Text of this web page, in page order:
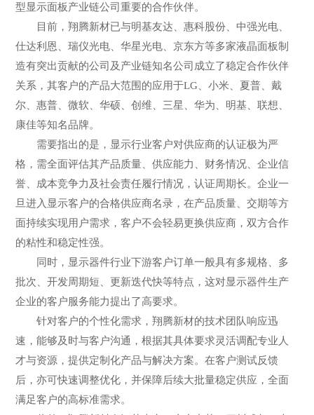
型显示面板产业链公司重要的合作伙伴。
目前，翔腾新材已与明基友达、惠科股份、中强光电、
仕达利恩、瑞仪光电、华星光电、京东方等多家液晶面板制
造有突出贡献的公司及产业链知名公司成立了稳定合作伙伴
关系，其客户的产品大范围的应用于LG、小米、夏普、戴
尔、惠普、微软、华硕、创维、三星、华为、明基、联想、
康佳等知名品牌。
需要指出的是，显示行业客户对供应商的认证极为严
格，需全面评估其产品质量、供应能力、财务情况、企业信
誉、成本竞争力及社会责任履行情况，认证周期长。企业一
旦进入显示客户的合格供应商名录，在产品质量、交期等方
面持续实现用户需求，客户不会轻易更换供应商，双方合作
的粘性和稳定性强。
同时，显示器件行业下游客户订单一般具有多规格、多
批次、开发周期短、更新迭代快等特点，这对显示器件生产
企业的客户服务能力提出了高要求。
针对客户的个性化需求，翔腾新材的技术团队响应迅
速，能够及时与客户沟通，根据其具体要求灵活调配专业人
才与资源，提供定制化产品与解决方案。在客户测试反馈
后，亦可快速调整优化，并保障后续大批量稳定供应，全面
满足客户的高标准需求。